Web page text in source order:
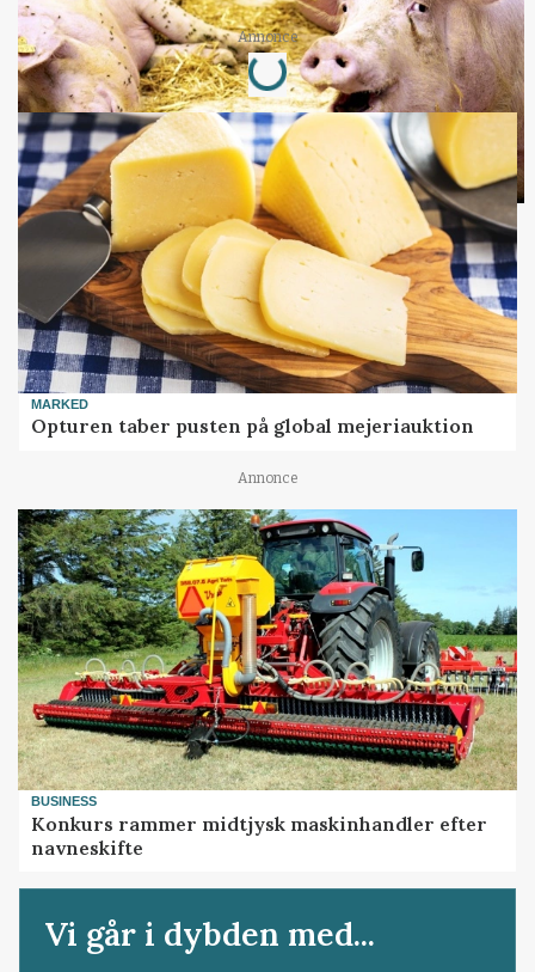
Annonce
Loading...
MARKED
Opturen taber pusten på global mejeriauktion
Annonce
BUSINESS
Konkurs rammer midtjysk maskinhandler efter
navneskifte
Vi går i dybden med...